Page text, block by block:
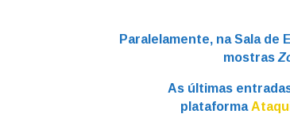
Paralelamente, na Sala de
mostras
As últimas
plataforma